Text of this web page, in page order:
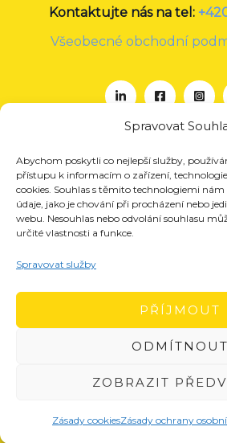
Spravovat
Abychom poskytli co nejlepší služby,
přístupu k informacím o zařízení,
cookies. Souhlas s těmito technologiemi
údaje, jako je chování při procházení nebo
webu. Nesouhlas nebo odvolání souhlasu
určité vlastnosti a funkce.
Spravovat služby
PŘÍJMOUT
ODMÍTNOUT
ZOBRAZIT
Zásady cookiesZásady ochrany
Kontaktujte nás na tel:
Všeobecné obchodní
O nás
Projekty
Členství
Kontakt